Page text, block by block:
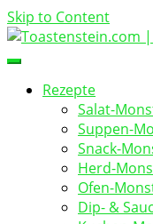
Skip to Content
vegan food blog
Rezepte
Salat-
Suppen-
Snack-
Herd-
Ofen-
Dip- &